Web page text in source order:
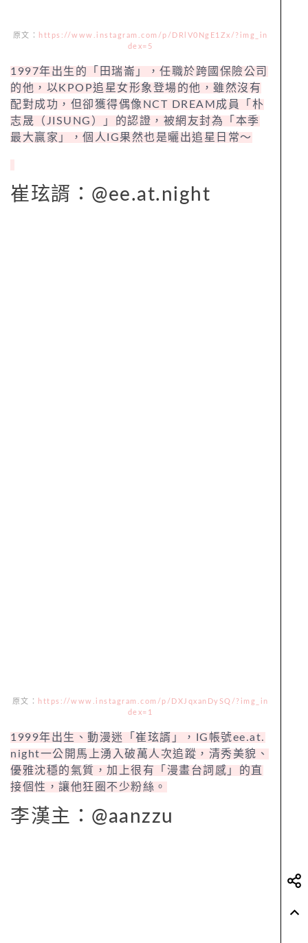
原文：
https://www.instagram.com/p/DRlV0NgE1Zx/?img_in
dex=5
1997年出生的「田瑞崙」，任職於跨國保險公司
的他，以KPOP追星女形象登場的他，雖然沒有
配對成功，但卻獲得偶像NCT DREAM成員「朴
志晟（JISUNG）」的認證，被網友封為「本季
最大贏家」，個人IG果然也是曬出追星日常～
崔玹諝：@ee.at.night
原文：
https://www.instagram.com/p/DXJqxanDySQ/?img_in
dex=1
1999年出生、動漫迷「崔玹諝」，IG帳號ee.at.
night一公開馬上湧入破萬人次追蹤，清秀美貌、
優雅沈穩的氣質，加上很有「漫畫台詞感」的直
接個性，讓他狂圈不少粉絲。
李漢主：@aanzzu